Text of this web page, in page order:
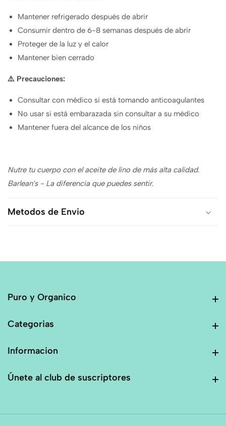
Mantener refrigerado después de abrir
Consumir dentro de 6-8 semanas después de abrir
Proteger de la luz y el calor
Mantener bien cerrado
⚠️ Precauciones:
Consultar con médico si está tomando anticoagulantes
No usar si está embarazada sin consultar a su médico
Mantener fuera del alcance de los niños
Nutre tu cuerpo con el aceite de lino de más alta calidad.
Barlean's - La diferencia que puedes sentir.
Metodos de Envio
Puro y Organico
Categorias
Informacion
Únete al club de suscriptores
Únete al club de suscriptores